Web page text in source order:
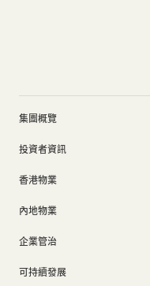
集團概覽
集團架構
我們的創辦人
50周年
內地業務
物業相關業務
投資者資訊
股東週年大會文件
中期報告/年報及可持續發展報告
以電子方式發布公司通訊之安排
證券變動報表
香港物業
其他物業
香港出租物業
內地物業
內地出租物業
過去主要發展項目
企業管治
集團政策
可持續發展